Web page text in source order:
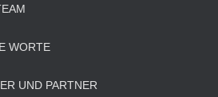
WORTE
UND PARTNER